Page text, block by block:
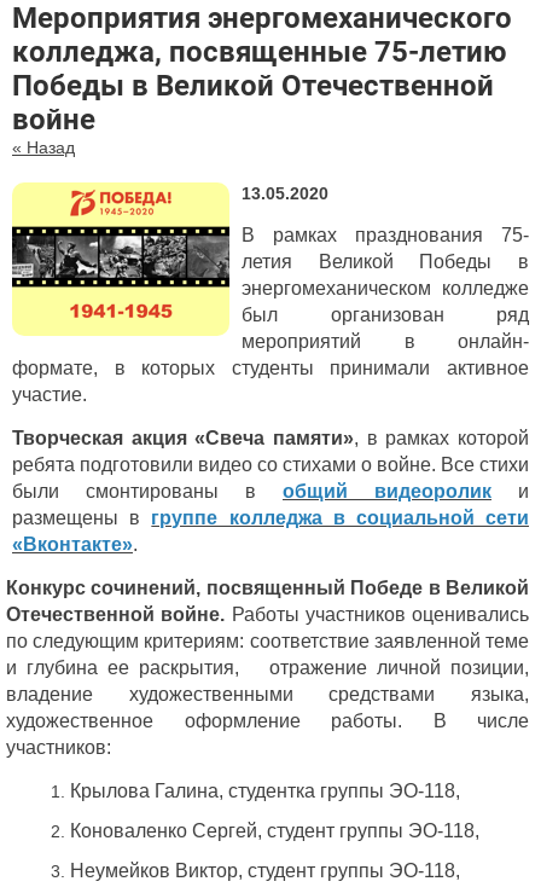
Мероприятия энергомеханического
колледжа, посвященные 75-летию
Победы в Великой Отечественной
войне
« Назад
13.05.2020
В рамках празднования 75-
летия Великой Победы в
энергомеханическом колледже
был организован ряд
мероприятий в онлайн-
формате, в которых студенты принимали активное
участие.
Творческая акция «Свеча памяти», в рамках которой
ребята подготовили видео со стихами о войне. Все стихи
были смонтированы в общий видеоролик и
размещены в группе колледжа в социальной сети
«Вконтакте».
Конкурс сочинений, посвященный Победе в Великой
Отечественной войне. Работы участников оценивались
по следующим критериям: соответствие заявленной теме
и глубина ее раскрытия, отражение личной позиции,
владение художественными средствами языка,
художественное оформление работы. В числе
участников:
Крылова Галина, студентка группы ЭО-118,
Коноваленко Сергей, студент группы ЭО-118,
Неумейков Виктор, студент группы ЭО-118,